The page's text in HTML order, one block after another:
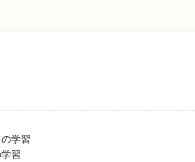
学習
習